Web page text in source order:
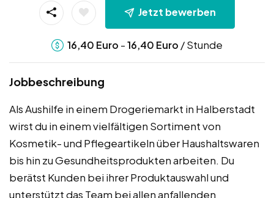
Jetzt bewerben
16,40 Euro -16,40 Euro / Stunde
Jobbeschreibung
Als Aushilfe in einem Drogeriemarkt in Halberstadt
wirst du in einem vielfältigen Sortiment von
Kosmetik- und Pflegeartikeln über Haushaltswaren
bis hin zu Gesundheitsprodukten arbeiten. Du
berätst Kunden bei ihrer Produktauswahl und
unterstützt das Team bei allen anfallenden